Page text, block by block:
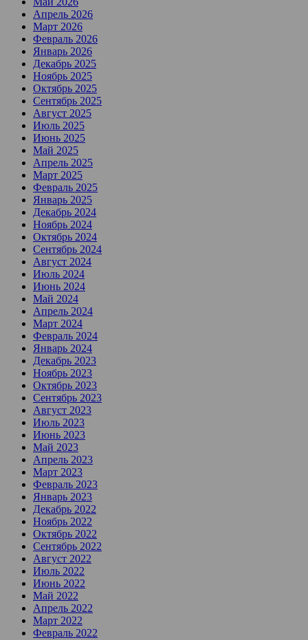
Апрель 2026
Март 2026
Февраль 2026
Январь 2026
Декабрь 2025
Ноябрь 2025
Октябрь 2025
Сентябрь 2025
Август 2025
Июль 2025
Июнь 2025
Май 2025
Апрель 2025
Март 2025
Февраль 2025
Январь 2025
Декабрь 2024
Ноябрь 2024
Октябрь 2024
Сентябрь 2024
Август 2024
Июль 2024
Июнь 2024
Май 2024
Апрель 2024
Март 2024
Февраль 2024
Январь 2024
Декабрь 2023
Ноябрь 2023
Октябрь 2023
Сентябрь 2023
Август 2023
Июль 2023
Июнь 2023
Май 2023
Апрель 2023
Март 2023
Февраль 2023
Январь 2023
Декабрь 2022
Ноябрь 2022
Октябрь 2022
Сентябрь 2022
Август 2022
Июль 2022
Июнь 2022
Май 2022
Апрель 2022
Март 2022
Февраль 2022